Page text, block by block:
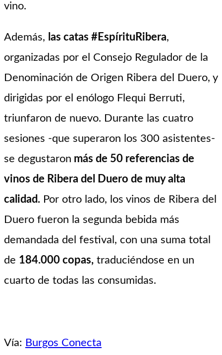
vino.
Además, las catas #EspírituRibera,
organizadas por el Consejo Regulador de la
Denominación de Origen Ribera del Duero, y
dirigidas por el enólogo Flequi Berruti,
triunfaron de nuevo. Durante las cuatro
sesiones -que superaron los 300 asistentes-
se degustaron más de 50 referencias de
vinos de Ribera del Duero de muy alta
calidad. Por otro lado, los vinos de Ribera del
Duero fueron la segunda bebida más
demandada del festival, con una suma total
de 184.000 copas, traduciéndose en un
cuarto de todas las consumidas.
Vía: Burgos Conecta